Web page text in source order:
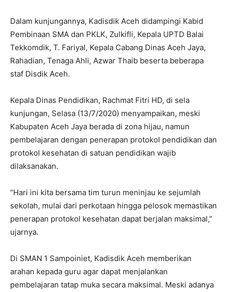
Dalam kunjungannya, Kadisdik Aceh didampingi Kabid
Pembinaan SMA dan PKLK, Zulkifli, Kepala UPTD Balai
Tekkomdik, T. Fariyal, Kepala Cabang Dinas Aceh Jaya,
Rahadian, Tenaga Ahli, Azwar Thaib beserta beberapa
staf Disdik Aceh.
Kepala Dinas Pendidikan, Rachmat Fitri HD, di sela
kunjungan, Selasa (13/7/2020) menyampaikan, meski
Kabupaten Aceh Jaya berada di zona hijau, namun
pembelajaran dengan penerapan protokol pendidikan dan
protokol kesehatan di satuan pendidikan wajib
dilaksanakan.
“Hari ini kita bersama tim turun meninjau ke sejumlah
sekolah, mulai dari perkotaan hingga pelosok memastikan
penerapan protokol kesehatan dapat berjalan maksimal,”
ujarnya.
Di SMAN 1 Sampoiniet, Kadisdik Aceh memberikan
arahan kepada guru agar dapat menjalankan
pembelajaran tatap muka secara maksimal. Meski adanya